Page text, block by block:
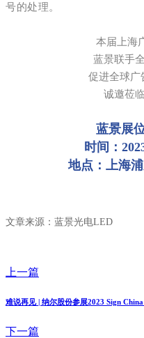
号的处理。
本届上海
蓝景联手
促进全球广
诚邀莅
蓝景展
时间：
地点：上海
文章来源：蓝景光电LED
上一篇
难说再见 | 纳尔股份参展2023 Sign
下一篇